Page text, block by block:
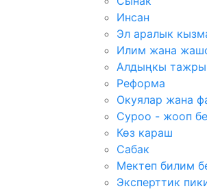
Инсан
Эл аралык
Илим жана
Алдыңкы
Реформа
Окуялар жана
Суроо - жооп
Көз караш
Сабак
Мектеп билим
Эксперттик